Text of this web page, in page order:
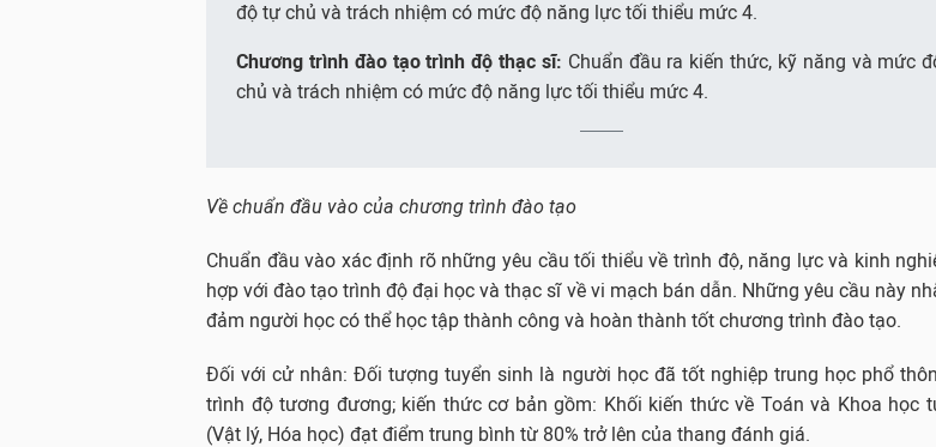
độ tự chủ và trách nhiệm có mức độ năng lực tối thiểu mức 4.
Chương trình đào tạo trình độ thạc sĩ: Chuẩn đầu ra kiến thức, kỹ năng và mức
chủ và trách nhiệm có mức độ năng lực tối thiểu mức 4.
Về chuẩn đầu vào của chương trình đào tạo
Chuẩn đầu vào xác định rõ những yêu cầu tối thiểu về trình độ, năng lực và kinh
hợp với đào tạo trình độ đại học và thạc sĩ về vi mạch bán dẫn. Những yêu cầu này
đảm người học có thể học tập thành công và hoàn thành tốt chương trình đào tạo.
Đối với cử nhân: Đối tượng tuyển sinh là người học đã tốt nghiệp trung học phổ
trình độ tương đương; kiến thức cơ bản gồm: Khối kiến thức về Toán và Khoa học
(Vật lý, Hóa học) đạt điểm trung bình từ 80% trở lên của thang đánh giá.